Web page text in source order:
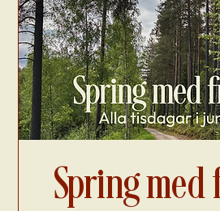
Spring